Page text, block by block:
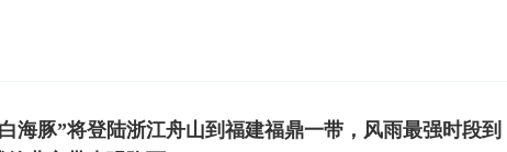
海豚”将登陆浙江舟山到福建福鼎一带，风雨最强时段到